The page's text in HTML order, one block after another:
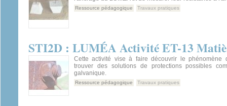
Ressource pédagogique Travaux pratiques
STI2D : LUMÉA Activité ET-13
Cette activité vise à faire découvrir le phénomène
trouver des solutions de protections possibles
galvanique.
Ressource pédagogique Travaux pratiques